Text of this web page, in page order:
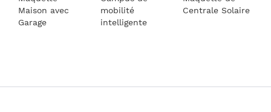
Maison avec
Garage
mobilité
intelligente
Centrale Solaire